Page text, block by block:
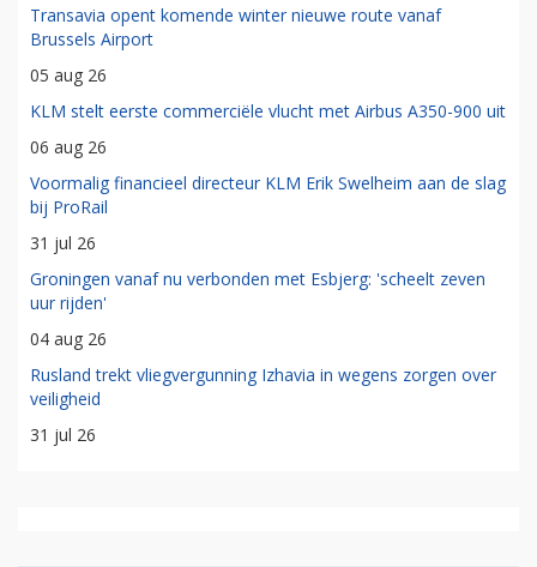
Transavia opent komende winter nieuwe route vanaf
Brussels Airport
05 aug 26
KLM stelt eerste commerciële vlucht met Airbus A350-900 uit
06 aug 26
Voormalig financieel directeur KLM Erik Swelheim aan de slag
bij ProRail
31 jul 26
Groningen vanaf nu verbonden met Esbjerg: 'scheelt zeven
uur rijden'
04 aug 26
Rusland trekt vliegvergunning Izhavia in wegens zorgen over
veiligheid
31 jul 26